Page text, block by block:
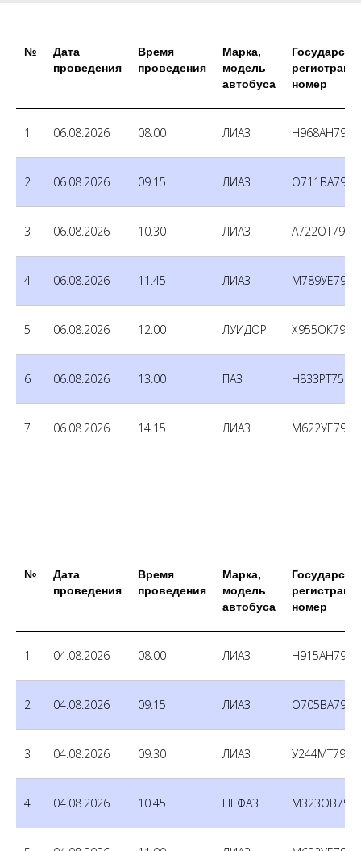
№
Дата
проведения
Время
проведения
Марка,
модель
автобуса
номер
1 06.08.2026 08.00 ЛИАЗ Н968АН790
2 06.08.2026 09.15 ЛИАЗ О711ВА790
3 06.08.2026 10.30 ЛИАЗ А722ОТ790
4 06.08.2026 11.45 ЛИАЗ М789УЕ790
5 06.08.2026 12.00 ЛУИДОР Х955ОК790
6 06.08.2026 13.00 ПАЗ Н833РТ750
7 06.08.2026 14.15 ЛИАЗ М622УЕ790
№
Дата
проведения
Время
проведения
Марка,
модель
автобуса
номер
1 04.08.2026 08.00 ЛИАЗ Н915АН790
2 04.08.2026 09.15 ЛИАЗ О705ВА790
3 04.08.2026 09.30 ЛИАЗ У244МТ790
4 04.08.2026 10.45 НЕФАЗ М323ОВ790